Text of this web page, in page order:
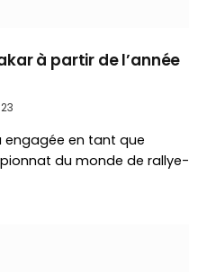
à partir de l’année
engagée en tant que
du monde de rallye-